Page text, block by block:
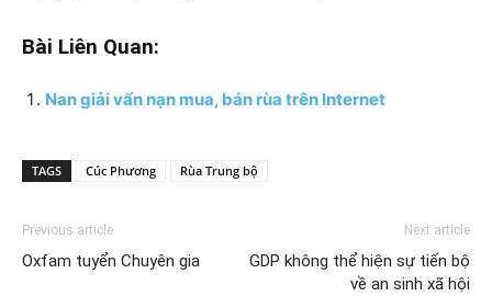
Bài Liên Quan:
Nan giải vấn nạn mua, bán rùa trên Internet
TAGS Cúc Phương Rùa Trung bộ
Previous article
Oxfam tuyển Chuyên gia
Next article
GDP không thể hiện sự tiến bộ
về an sinh xã hội